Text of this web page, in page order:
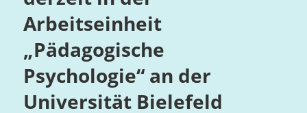
Arbeitseinheit
„Pädagogische
Psychologie“ an der
Universität Bielefeld